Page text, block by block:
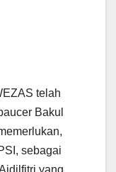
telah
Bakul
sebagai